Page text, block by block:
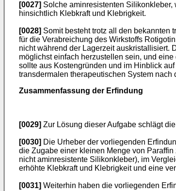
[0027] Solche aminresistenten
hinsichtlich Klebkraft und Klebrigkeit.
[0028] Somit besteht trotz all den bekannten
für die Verabreichung des Wirkstoffs
nicht während der Lagerzeit auskristallisiert.
möglichst einfach herzustellen sein, und
sollte aus Kostengründen und im Hinblick
transdermalen therapeutischen System
Zusammenfassung der Erfindung
[0029] Zur Lösung dieser Aufgabe schlägt
[0030] Die Urheber der vorliegenden
die Zugabe einer kleinen Menge von
nicht aminresistente Silikonkleber), im
erhöhte Klebkraft und Klebrigkeit und eine
[0031] Weiterhin haben die vorliegenden